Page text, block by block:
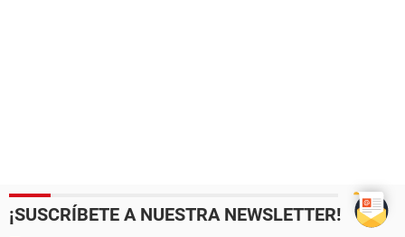
¡SUSCRÍBETE A NUESTRA NEWSLETTER!